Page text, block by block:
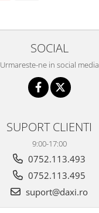
SOCIAL
Urmareste-ne in social media
SUPORT CLIENTI
9:00-17:00
0752.113.493
0752.113.495
suport@daxi.ro